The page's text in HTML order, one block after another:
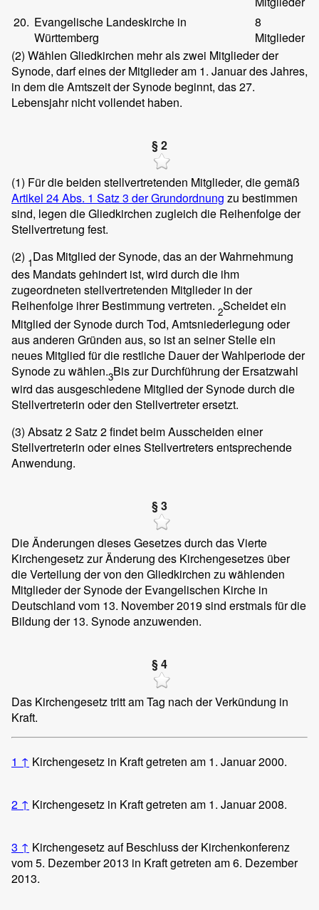
20. Evangelische Landeskirche in
Württemberg
8
Mitglieder
(2) Wählen Gliedkirchen mehr als zwei Mitglieder der
Synode, darf eines der Mitglieder am 1. Januar des Jahres,
in dem die Amtszeit der Synode beginnt, das 27.
Lebensjahr nicht vollendet haben.
§ 2
(1) Für die beiden stellvertretenden Mitglieder, die gemäß
Artikel 24 Abs. 1 Satz 3 der Grundordnung zu bestimmen
sind, legen die Gliedkirchen zugleich die Reihenfolge der
Stellvertretung fest.
(2) 1Das Mitglied der Synode, das an der Wahrnehmung
des Mandats gehindert ist, wird durch die ihm
zugeordneten stellvertretenden Mitglieder in der
Reihenfolge ihrer Bestimmung vertreten. 2Scheidet ein
Mitglied der Synode durch Tod, Amtsniederlegung oder
aus anderen Gründen aus, so ist an seiner Stelle ein
neues Mitglied für die restliche Dauer der Wahlperiode der
Synode zu wählen.3Bis zur Durchführung der Ersatzwahl
wird das ausgeschiedene Mitglied der Synode durch die
Stellvertreterin oder den Stellvertreter ersetzt.
(3) Absatz 2 Satz 2 findet beim Ausscheiden einer
Stellvertreterin oder eines Stellvertreters entsprechende
Anwendung.
§ 3
Die Änderungen dieses Gesetzes durch das Vierte
Kirchengesetz zur Änderung des Kirchengesetzes über
die Verteilung der von den Gliedkirchen zu wählenden
Mitglieder der Synode der Evangelischen Kirche in
Deutschland vom 13. November 2019 sind erstmals für die
Bildung der 13. Synode anzuwenden.
§ 4
Das Kirchengesetz tritt am Tag nach der Verkündung in
Kraft.
1 ↑ Kirchengesetz in Kraft getreten am 1. Januar 2000.
2 ↑ Kirchengesetz in Kraft getreten am 1. Januar 2008.
3 ↑ Kirchengesetz auf Beschluss der Kirchenkonferenz
vom 5. Dezember 2013 in Kraft getreten am 6. Dezember
2013.